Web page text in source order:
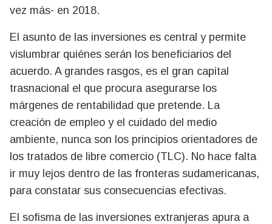
vez más- en 2018.
El asunto de las inversiones es central y permite
vislumbrar quiénes serán los beneficiarios del
acuerdo. A grandes rasgos, es el gran capital
trasnacional el que procura asegurarse los
márgenes de rentabilidad que pretende. La
creación de empleo y el cuidado del medio
ambiente, nunca son los principios orientadores de
los tratados de libre comercio (TLC). No hace falta
ir muy lejos dentro de las fronteras sudamericanas,
para constatar sus consecuencias efectivas.
El sofisma de las inversiones extranjeras apura a